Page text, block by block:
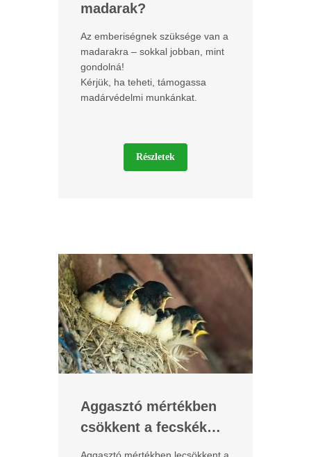
madarak?
Az emberiségnek szüksége van a
madarakra – sokkal jobban, mint
gondolná!
Kérjük, ha teheti, támogassa
madárvédelmi munkánkat.
Részletek
Aggasztó mértékben
csökkent a fecskék
száma